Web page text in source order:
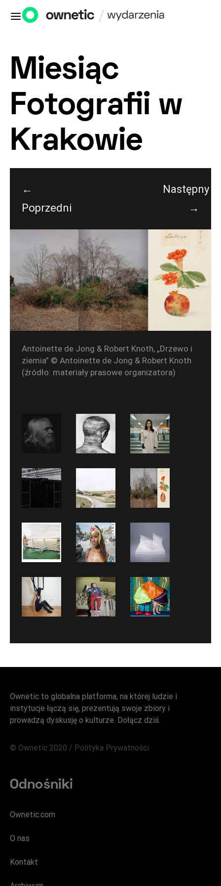
Miesiąc
Fotografii w
Krakowie
←
Poprzedni
Następny
→
Antoinette de Jong & Robert Knoth, „Drzewo i
ziemia” © Antoinette de Jong & Robert Knoth
(źródło: materiały prasowe organizatora)
Ownetic to globalna platforma, na której ludzie i
instytucje łączą się, prezentują swoje zbiory i
prowadzą dyskusję o kulturze. Dołącz dziś.
© Ownetic 2020 / Polityka Prywatności
Odnośniki
Ownetic.com
O nas
Kontakt